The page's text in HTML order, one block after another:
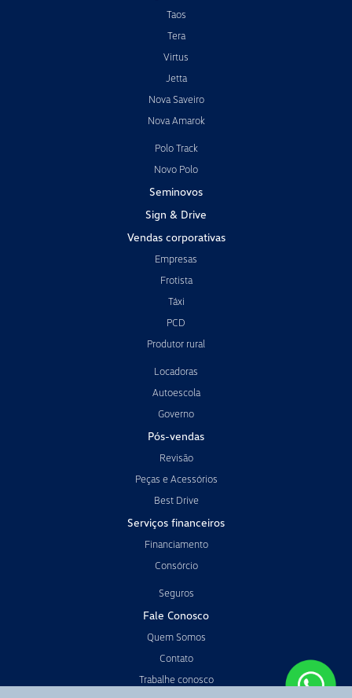
Taos
Tera
Virtus
Jetta
Nova Saveiro
Nova Amarok
Polo Track
Novo Polo
Seminovos
Sign & Drive
Vendas corporativas
Empresas
Frotista
Táxi
PCD
Produtor rural
Locadoras
Autoescola
Governo
Pós-vendas
Revisão
Peças e Acessórios
Best Drive
Serviços financeiros
Financiamento
Consórcio
Seguros
Fale Conosco
Quem Somos
Contato
Trabalhe conosco